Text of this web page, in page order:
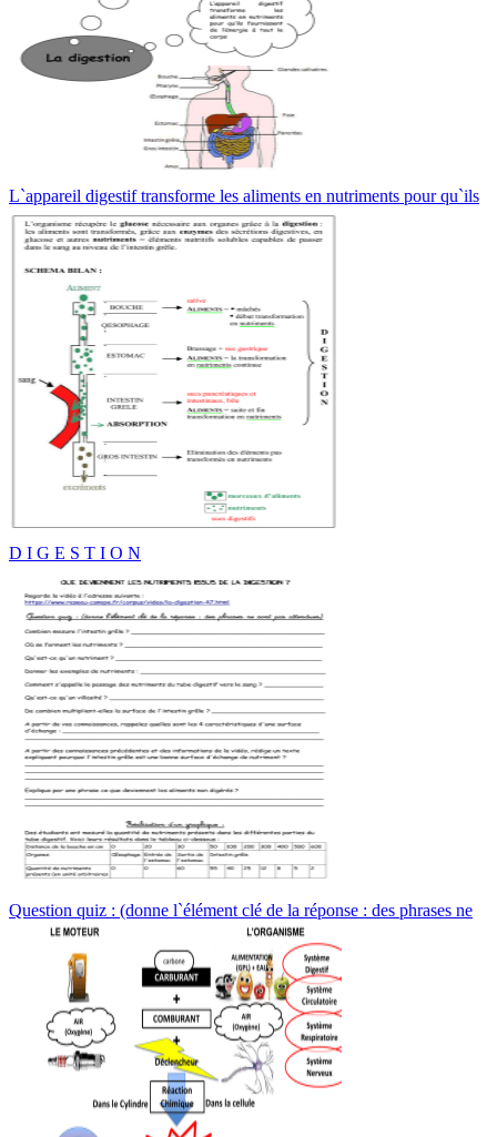
L`appareil digestif transforme les aliments en nutriments pour qu`ils
D I G E S T I O N
Question quiz : (donne l`élément clé de la réponse : des phrases ne